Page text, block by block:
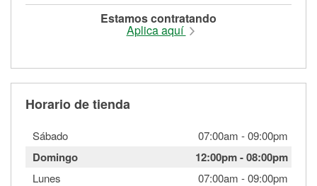
Estamos contratando
Aplica aquí
Horario de tienda
Sábado 07:00am -09:00pm
Domingo 12:00pm-08:00pm
Lunes 07:00am -09:00pm